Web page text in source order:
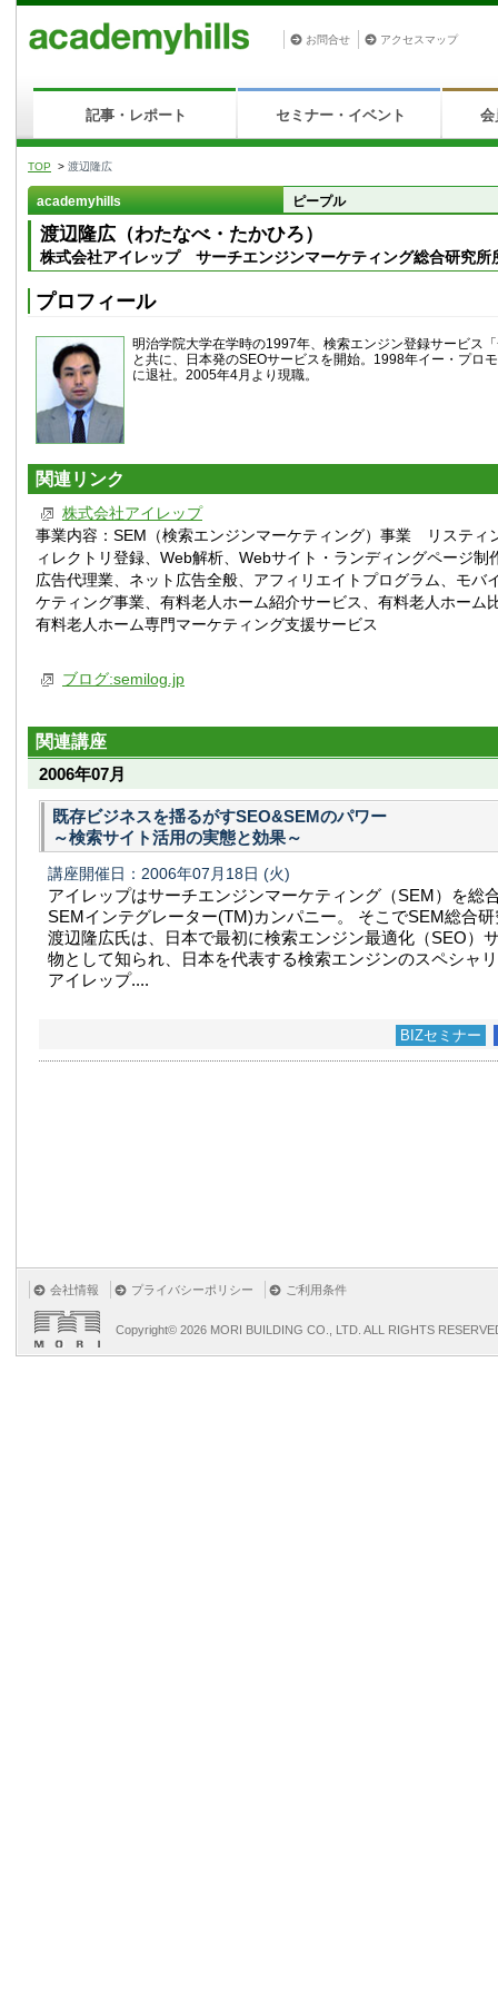
お問合せ アクセスマップ
記事・レポート セミナー・イベント 会
TOP > 渡辺隆広
academyhills ピープル
渡辺隆広（わたなべ・たかひろ）
株式会社アイレップ サーチエンジンマーケティング総合研究所
プロフィール
明治学院大学在学時の1997年、検索エンジン登録サービス
と共に、日本発のSEOサービスを開始。1998年イー・プロ
に退社。2005年4月より現職。
関連リンク
株式会社アイレップ
事業内容：SEM（検索エンジンマーケティング）事業 リスティ
ィレクトリ登録、Web解析、Webサイト・ランディングページ制
広告代理業、ネット広告全般、アフィリエイトプログラム、モバ
ケティング事業、有料老人ホーム紹介サービス、有料老人ホーム
有料老人ホーム専門マーケティング支援サービス
ブログ:semilog.jp
関連講座
2006年07月
既存ビジネスを揺るがすSEO&SEMのパワー
～検索サイト活用の実態と効果～
講座開催日：2006年07月18日 (火)
アイレップはサーチエンジンマーケティング（SEM）を総
SEMインテグレーター(TM)カンパニー。 そこでSEM総合
渡辺隆広氏は、日本で最初に検索エンジン最適化（SEO）
物として知られ、日本を代表する検索エンジンのスペシャ
アイレップ....
BIZセミナー
会社情報 プライバシーポリシー ご利用条件
Copyright© 2026 MORI BUILDING CO., LTD. ALL RIGHTS